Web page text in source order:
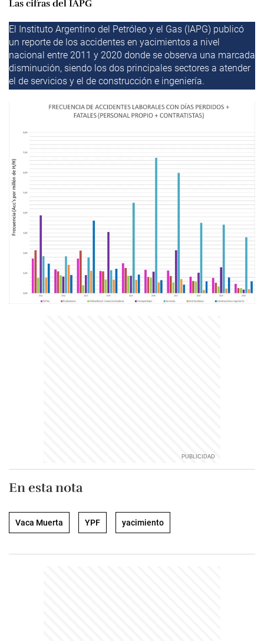
Las cifras del IAPG
El Instituto Argentino del Petróleo y el Gas (IAPG) publicó
un reporte de los accidentes en yacimientos a nivel
nacional entre 2011 y 2020 donde se observa una marcada
disminución, siendo los dos principales sectores a atender
el de servicios y el de construcción e ingeniería.
En esta nota
Vaca Muerta YPF yacimiento